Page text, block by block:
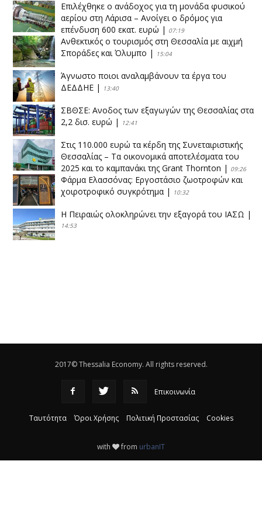
Επιλέχθηκε ο ανάδοχος για τη μονάδα φυσικού
αερίου στη Λάρισα – Ανοίγει ο δρόμος για
επένδυση 600 εκατ. ευρώ | 07:19
Ανθεκτικός ο τουρισμός στη Θεσσαλία με αιχμή
Σποράδες και Όλυμπο | 15:04
Άγνωστο ποιοι αναλαμβάνουν τα έργα του
ΔΕΔΔΗΕ | 13:40
ΣΒΘΣΕ: Aνοδος των εξαγωγών της Θεσσαλίας στα
2,2 δισ. ευρώ | 12:41
Στις 110.000 ευρώ τα κέρδη της Συνεταιριστικής
Θεσσαλίας – Τα οικονομικά αποτελέσματα του
2025 και το καμπανάκι της Grant Thornton | 09:26
Φάρμα Ελασσόνας: Εργοστάσιο ζωοτροφών και
χοιροτροφικό συγκρότημα | 10:32
Η Πειραιώς ολοκληρώνει την εξαγορά του ΙΑΣΩ |
14:53
2017© Thessalia Economy. All rights reserved.
Επικοινωνία
Ταυτότητα Όροι Χρήσης Πολιτική Προστασίας Cookies
with from urbanIT